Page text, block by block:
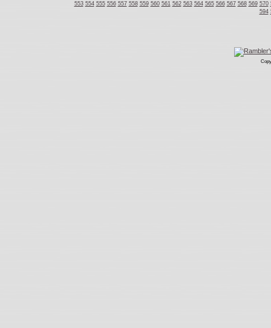
553 554 555 556 557 558 559 560 561 562 563 564 565 566 567 568 569 570
594